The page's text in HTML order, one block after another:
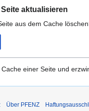
Seite aktualisieren
aus dem Cache
einer Seite und
Über PFENZ